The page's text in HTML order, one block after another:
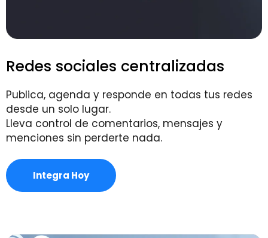
Redes sociales centralizadas
Publica, agenda y responde en todas tus redes
desde un solo lugar.
Lleva control de comentarios, mensajes y
menciones sin perderte nada.
Integra Hoy